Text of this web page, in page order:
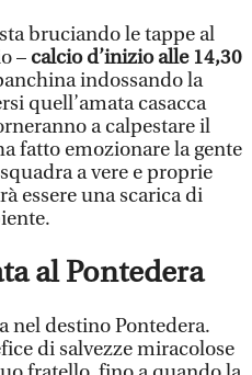
bruciando le tappe al
– calcio d’inizio alle 14,30
indossando la
quell’amata casacca
a calpestare il
fatto emozionare la gente
a vere e proprie
essere una scarica di
al Pontedera
nel destino Pontedera.
di salvezze miracolose